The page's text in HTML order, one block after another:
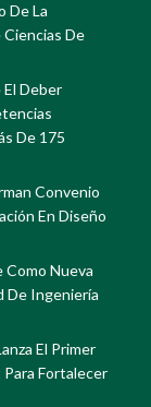
De La
Ciencias De
El Deber
De 175
Convenio
En Diseño
Como Nueva
De Ingeniería
El Primer
Para Fortalecer